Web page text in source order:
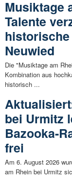
Musiktage
Talente
Neuwied
Die "Musiktage am
Kombination aus
historisch ...
bei Urmitz
Bazooka-
frei
Am 6. August 2026
am Rhein bei Urmitz